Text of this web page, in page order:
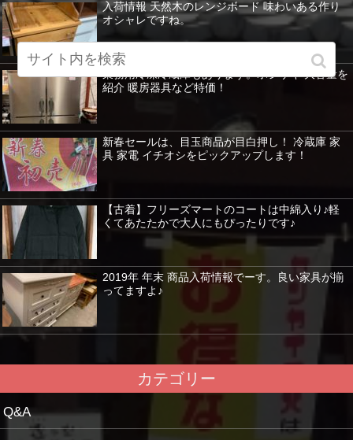
入荷情報 天然木のレンジボード 味わいある作り
オシャレですね。
業務用冷凍冷蔵庫もあります。ホシザキ 大容量を
紹介 暖房器具など特価！
新春セールは、目玉商品が目白押し！ 冷蔵庫 家
具 家電 イチオシをピックアップします！
【古着】フリーズマートのコートは中綿入り♪軽
くてあたたかで大人にもぴったりです♪
2019年 年末 商品入荷情報でーす。良い家具が揃
ってますよ♪
カテゴリー
Q&A